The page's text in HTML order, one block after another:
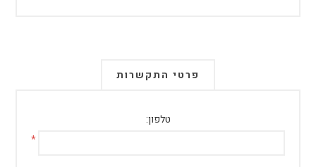
פרטי התקשרות
טלפון:
*